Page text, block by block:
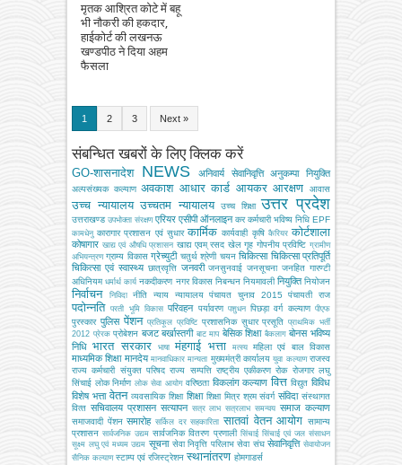
मृतक आश्रित कोटे में बहू
भी नौकरी की हकदार,
हाईकोर्ट की लखनऊ
खण्डपीठ ने दिया अहम
फैसला
1 2 3 Next »
संबन्धित खबरों के लिए क्लिक करें
GO-शासनादेश NEWS अनिवार्य सेवानिवृत्ति अनुकम्पा नियुक्ति
अल्‍पसंख्‍यक कल्‍याण अवकाश आधार कार्ड आयकर आरक्षण आवास
उच्च न्यायालय उच्चतम न्यायालय उच्‍च शिक्षा उत्तर प्रदेश
उत्तराखण्ड उपभोक्‍ता संरक्षण एरियर एसीपी ऑनलाइन कर कर्मचारी भविष्य निधि EPF
कामधेनु कारागार प्रशासन एवं सुधार कार्मिक कार्यवाही कृषि कैरियर कोर्टशाला
कोषागार खाद्य एवं औषधि प्रशासन खाद्य एवम् रसद खेल गृह गोपनीय प्रविष्टि ग्रामीण
अभियन्‍त्रण ग्राम्य विकास ग्रेच्युटी चतुर्थ श्रेणी चयन चिकित्सा चिकित्सा प्रतिपूर्ति
चिकित्‍सा एवं स्वास्थ्य छात्रवृत्ति जनवरी जनसुनवाई जनसूचना जनहित गारण्टी
अधिनियम धर्मार्थ कार्य नकदीकरण नगर विकास निबन्‍धन नियमावली नियुक्ति नियोजन
निर्वाचन निविदा नीति न्याय न्यायालय पंचायत चुनाव 2015 पंचायती राज
पदोन्नति परती भूमि विकास परिवहन पर्यावरण पशुधन पिछड़ा वर्ग कल्‍याण पीएफ
पुरस्कार पुलिस पेंशन प्रतिकूल प्रविष्टि प्रशासनिक सुधार प्रसूति प्राथमिक भर्ती
2012 प्रेरक प्रोबेशन बजट बर्खास्तगी बाट माप बेसिक शिक्षा बैकलाग बोनस भविष्य
निधि भारत सरकार भाषा मंहगाई भत्ता मत्‍स्‍य महिला एवं बाल विकास
माध्यमिक शिक्षा मानदेय मानवाधिकार मान्यता मुख्‍यमंत्री कार्यालय युवा कल्याण राजस्व
राज्य कर्मचारी संयुक्त परिषद राज्य सम्पत्ति राष्ट्रीय एकीकरण रोक रोजगार लघु
सिंचाई लोक निर्माण लोक सेवा आयोग वरिष्ठता विकलांग कल्याण वित्त विद्युत विविध
विशेष भत्ता वेतन व्‍यवसायिक शिक्षा शिक्षा शिक्षा मित्र श्रम संवर्ग संविदा संस्‍थागत
वित्‍त सचिवालय प्रशासन सत्यापन सत्र लाभ सत्रलाभ समन्वय समाज कल्याण
समाजवादी पेंशन समारोह सर्किल दर सहकारिता सातवां वेतन आयोग सामान्य
प्रशासन सार्वजनिक उद्यम सार्वजनिक वितरण प्रणाली सिंचाई सिंचाई एवं जल संसाधन
सूक्ष्म लघु एवं मध्यम उद्यम सूचना सेवा निवृत्ति परिलाभ सेवा संघ सेवानिवृत्ति सेवायोजन
सैनिक कल्‍याण स्टाम्प एवं रजिस्ट्रेशन स्थानांतरण होमगाडर्स